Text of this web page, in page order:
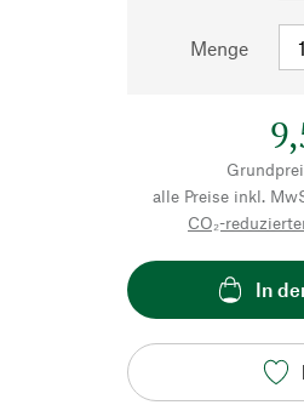
Menge
alle Preise inkl.
CO₂-
In